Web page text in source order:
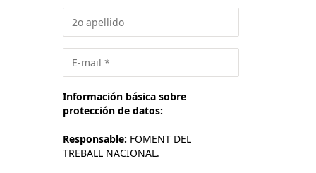
Información básica sobre
protección de datos:
Responsable: FOMENT DEL
TREBALL NACIONAL.